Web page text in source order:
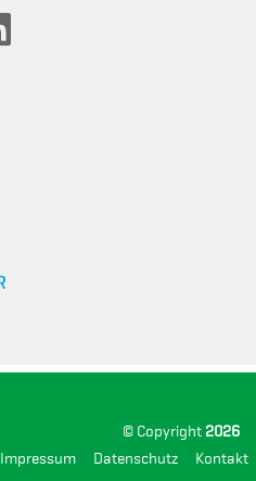
© Copyright 2026
Impressum Datenschutz Kontakt